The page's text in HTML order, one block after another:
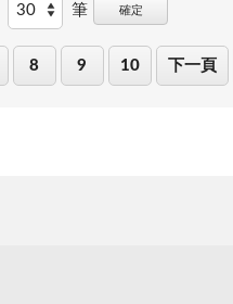
筆 確定
8 9 10 下一頁